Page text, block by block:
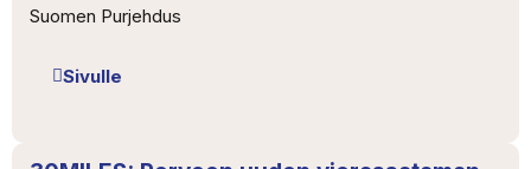
Suomen Purjehdus
Sivulle